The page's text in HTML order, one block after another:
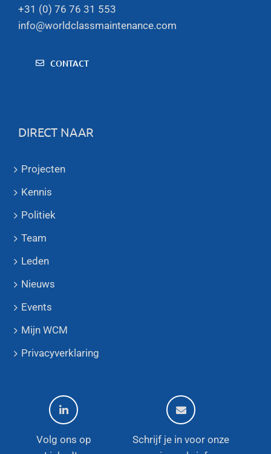
+31 (0) 76 76 31 553
info@worldclassmaintenance.com
CONTACT
DIRECT NAAR
Projecten
Kennis
Politiek
Team
Leden
Nieuws
Events
Mijn WCM
Privacyverklaring
Volg ons op
Schrijf je in voor onze